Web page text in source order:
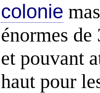
colonie
énormes de
et pouvant
haut pour